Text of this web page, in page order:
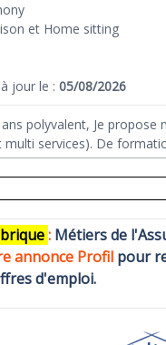
et Home sitting
jour le :05/08/2026
polyvalent, Je propose
multi services). De
: Métiers de
annonce Profil pour
d'emploi.